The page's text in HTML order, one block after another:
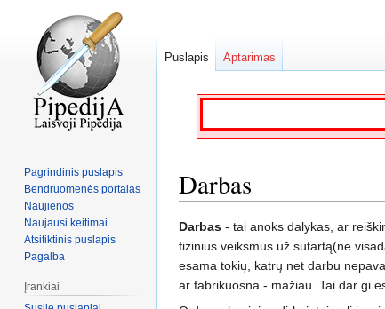
Darbas
Jump
to
navigation
Jump
to
search
Darbas - tai anoks dalykas, ar
fizinius veiksmus už sutartą(ne
esama tokių, katrų net darbu
ar fabrikuosna - mažiau. Tai dar gi
Puslapis Aptarimas
Pagrindinis puslapis
Bendruomenės portalas
Naujienos
Naujausi keitimai
Atsitiktinis puslapis
Pagalba
Įrankiai